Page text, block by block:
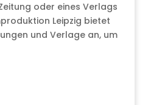
oder eines Verlags
Leipzig bietet
und Verlage an, um